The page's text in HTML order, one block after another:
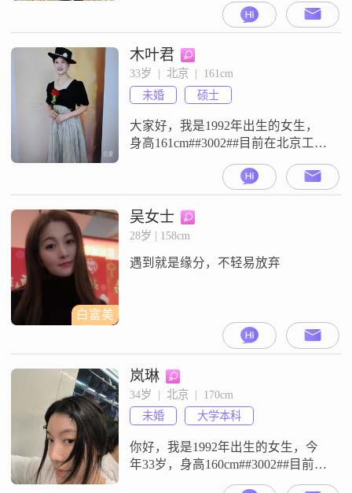
20001元到50000元之间##3002##我
的特征有独立自信，随和易相处，
开朗爱笑，乐观积极，真诚可靠，
善解人意##3002##我追求事业成
就，注重健康管理，热爱旅行探
索，真诚沟通##3002##我是一个性
格比
木叶君
33岁  |  北京  |  161cm
未婚
硕士
大家好，我是1992年出生的女生，
身高161cm##3002##目前在北京工
##3002##我的学历是国内985和美国
名校双硕士##3002##关于我自己，
我觉得自己是一个独立自信的人，
平时也在努力追求事业上的成就
互相尊重是基础，真诚沟通很重
白富美
吴女士
28岁 | 158cm
遇到就是缘分，不轻易放弃
岚琳
34岁  |  北京  |  170cm
未婚
大学本科
你好，我是1992年出生的女生，今
年33岁，身高160cm##3002##目前我
的工作地在北京，学历是大学本